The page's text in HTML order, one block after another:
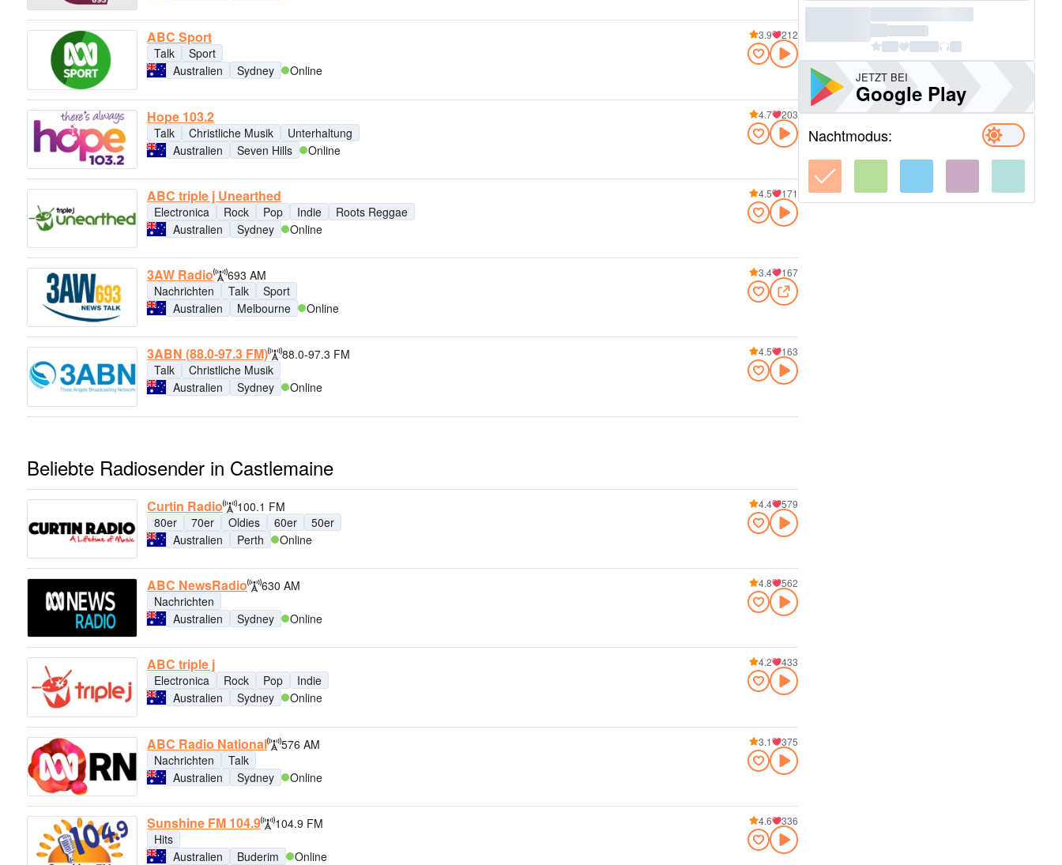
ABC Sport
Talk
Sport
Australien
Sydney Online
3.9 212
Hope 103.2
Talk Christliche Musik
Unterhaltung
Australien
Seven Hills Online
4.7 203
ABC triple j Unearthed
Electronica Rock Pop Indie
Roots Reggae
Australien
Sydney Online
4.5 171
3AW Radio
693 AM
Nachrichten
Talk
Sport
Australien
Melbourne Online
3.4 167
3ABN (88.0-97.3 FM)
88.0-97.3 FM
Talk
Christliche Musik
Australien
Sydney Online
4.5 163
Beliebte Radiosender in Castlemaine
Curtin Radio
100.1 FM
80er
70er Oldies 60er
50er
Australien
Perth Online
4.4 579
ABC NewsRadio
630 AM
Nachrichten
Australien
Sydney Online
4.8 562
ABC triple j
Electronica Rock Pop
Indie
Australien
Sydney Online
4.2 433
ABC Radio National
576 AM
Nachrichten
Talk
Australien
Sydney Online
3.1 375
Sunshine FM 104.9
104.9 FM
Hits
Australien
Buderim Online
4.6 336
JETZT BEI
Google Play
Nachtmodus: